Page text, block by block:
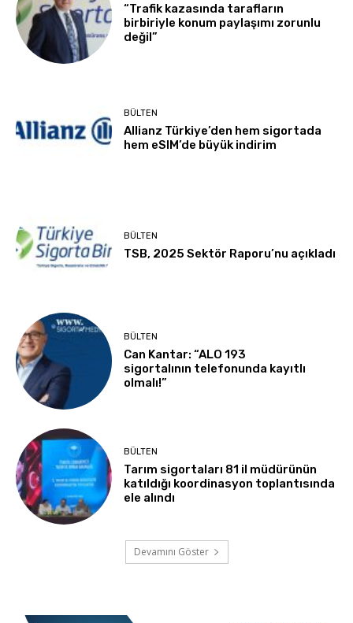
“Trafik kazasında tarafların
birbiriyle konum paylaşımı zorunlu
değil”
BÜLTEN
Allianz Türkiye’den hem sigortada
hem eSIM’de büyük indirim
BÜLTEN
TSB, 2025 Sektör Raporu’nu açıkladı
BÜLTEN
Can Kantar: “ALO 193
sigortalının telefonunda kayıtlı
olmalı!”
BÜLTEN
Tarım sigortaları 81 il müdürünün
katıldığı koordinasyon toplantısında
ele alındı
Devamını Göster